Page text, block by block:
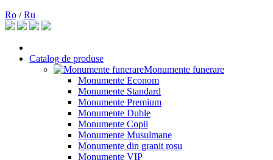
Ro /Ru
Catalog de produse
Monumente funerare
Monumente Econom
Monumente Standard
Monumente Premium
Monumente Duble
Monumente Copii
Monumente Musulmane
Monumente din granit rosu
Monumente VIP